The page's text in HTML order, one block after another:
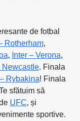
de fotbal
Rotherham,
, Inter – Verona,
Newcastle. Finala
Rybakina! Finala
sfătuim să
UFC, și
sportive.